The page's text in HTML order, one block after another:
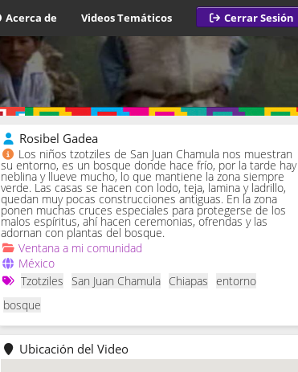
Acerca de Videos Temáticos Cerrar Sesión
Rosibel Gadea
Los niños tzotziles de San Juan Chamula nos muestran
su entorno, es un bosque donde hace frío, por la tarde hay
neblina y llueve mucho, lo que mantiene la zona siempre
verde. Las casas se hacen con lodo, teja, lamina y ladrillo,
quedan muy pocas construcciones antiguas. En la zona
ponen muchas cruces especiales para protegerse de los
malos espíritus, ahí hacen ceremonias, ofrendas y las
adornan con plantas del bosque.
Ventana a mi comunidad
México
Tzotziles San Juan Chamula Chiapas entorno
bosque
Ubicación del Video